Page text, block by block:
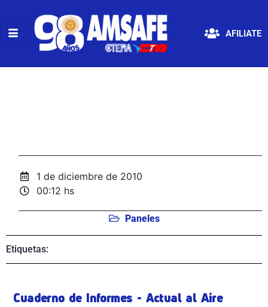
AFILIATE
1 de diciembre de 2010
00:12 hs
Paneles
Etiquetas:
Cuaderno de Informes - Actual al Aire